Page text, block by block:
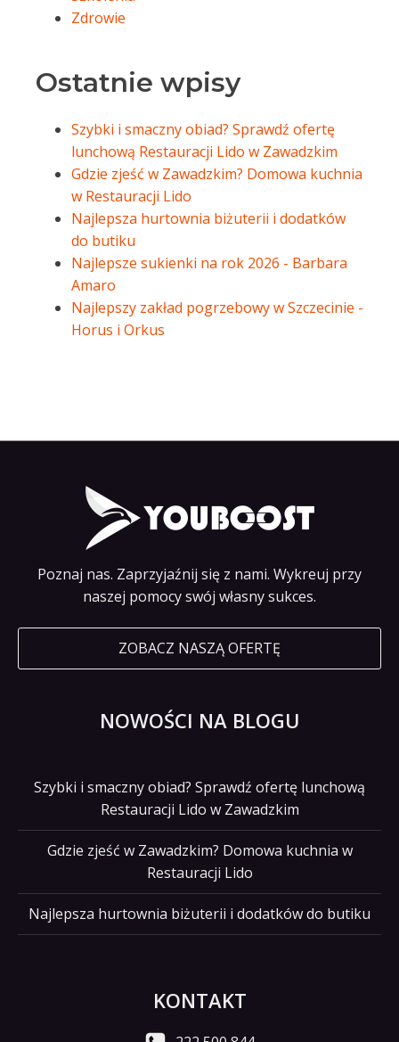
Zdrowie
Ostatnie wpisy
Szybki i smaczny obiad? Sprawdź ofertę
lunchową Restauracji Lido w Zawadzkim
Gdzie zjeść w Zawadzkim? Domowa kuchnia
w Restauracji Lido
Najlepsza hurtownia biżuterii i dodatków
do butiku
Najlepsze sukienki na rok 2026 - Barbara
Amaro
Najlepszy zakład pogrzebowy w Szczecinie -
Horus i Orkus
Poznaj nas. Zaprzyjaźnij się z nami. Wykreuj przy
naszej pomocy swój własny sukces.
ZOBACZ NASZĄ OFERTĘ
NOWOŚCI NA BLOGU
Szybki i smaczny obiad? Sprawdź ofertę lunchową
Restauracji Lido w Zawadzkim
Gdzie zjeść w Zawadzkim? Domowa kuchnia w
Restauracji Lido
Najlepsza hurtownia biżuterii i dodatków do butiku
KONTAKT